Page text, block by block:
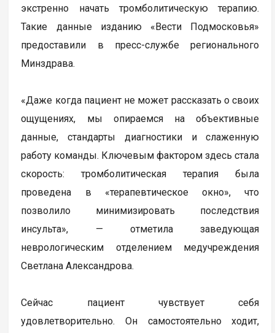
экстренно начать тромболитическую терапию.
Такие данные изданию «Вести Подмосковья»
предоставили в пресс-службе регионального
Минздрава.
«Даже когда пациент не может рассказать о своих
ощущениях, мы опираемся на объективные
данные, стандарты диагностики и слаженную
работу команды. Ключевым фактором здесь стала
скорость: тромболитическая терапия была
проведена в «терапевтическое окно», что
позволило минимизировать последствия
инсульта», — отметила заведующая
неврологическим отделением медучреждения
Светлана Александрова.
Сейчас пациент чувствует себя
удовлетворительно. Он самостоятельно ходит,